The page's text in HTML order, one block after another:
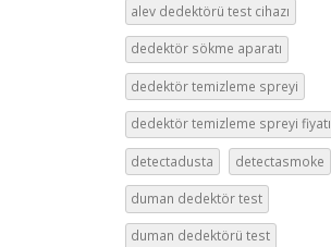
alev dedektörü test cihazı
dedektör sökme aparatı
dedektör temizleme spreyi
dedektör temizleme spreyi fiyatı
detectadusta detectasmoke
duman dedektör test
duman dedektörü test